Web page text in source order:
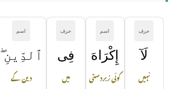
حرف
لَآ
نہیں
اسم
إِكْرَاهَ
کوئی زبردستی
حرف
فِى
میں
اسم
ٱلدِّينِ ۖ
دین کے